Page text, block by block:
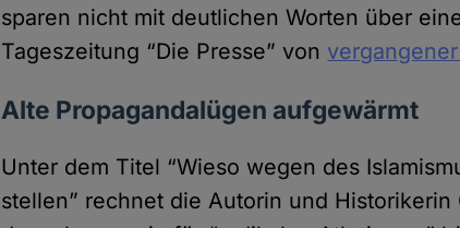
sparen nicht mit deutlichen Worten über
Tageszeitung “Die Presse” von
Alte Propagandalügen aufgewärmt
Unter dem Titel “Wieso wegen des
stellen” rechnet die Autorin und